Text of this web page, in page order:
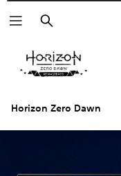
Suchen
Horizon Zero Dawn